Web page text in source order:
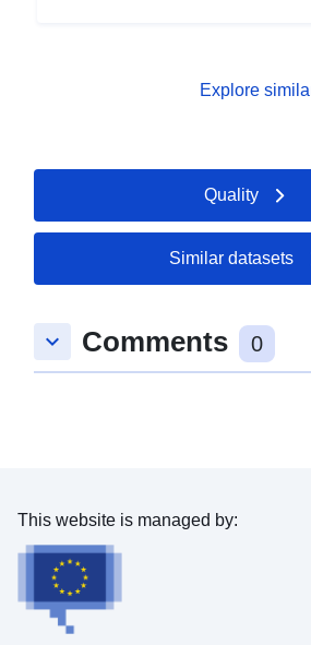
Explore
Quality
Similar datasets
keyboard_arrow_down Comments 0
This website is managed by: